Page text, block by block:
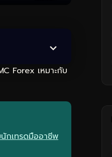
Forex เหมาะกับ
กเทรดมืออาชีพ